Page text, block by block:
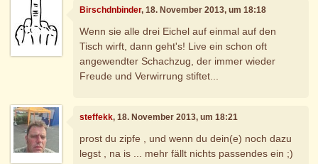
Birschdnbinder, 18. November 2013, um 18:18
Wenn sie alle drei Eichel auf einmal auf den
Tisch wirft, dann geht's! Live ein schon oft
angewendter Schachzug, der immer wieder
Freude und Verwirrung stiftet...
steffekk, 18. November 2013, um 18:21
prost du zipfe , und wenn du dein(e) noch dazu
legst , na is ... mehr fällt nichts passendes ein ;)